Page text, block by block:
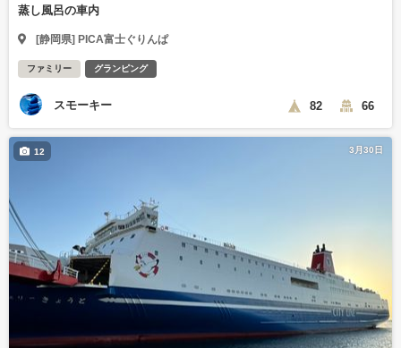
蒸し風呂の車内
[静岡県] PICA富士ぐりんぱ
ファミリー グランピング
スモーキー 82 66
3月30日
12